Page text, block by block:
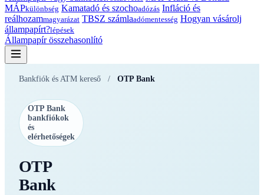
MÁPkülönbség Kamatadó és szochoadózás Infláció és
reálhozammagyarázat TBSZ számlaadómentesség Hogyan vásárolj
állampapírt?lépések
Állampapír összehasonlító
Bankfiók és ATM kereső / OTP Bank
OTP Bank
bankfiókok
és
elérhetőségek
OTP
Bank